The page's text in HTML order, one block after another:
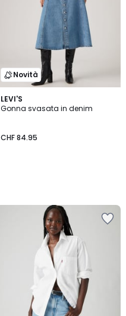
Novità
LEVI'S
Gonna svasata in denim
CHF 84.95